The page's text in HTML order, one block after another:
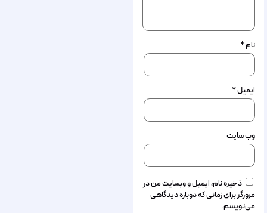
نام*
ایمیل*
وب‌ سایت
ذخیره نام، ایمیل و وبسایت من در
مرورگر برای زمانی که دوباره دیدگاهی
می‌نویسم.